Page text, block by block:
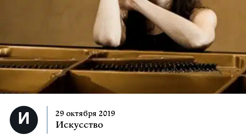
29 октября 2019
Искусство